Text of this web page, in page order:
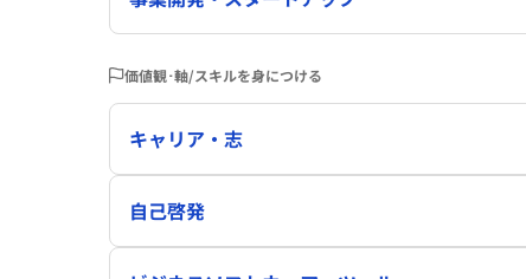
価値観･軸/スキルを身につける
キャリア・志
自己啓発